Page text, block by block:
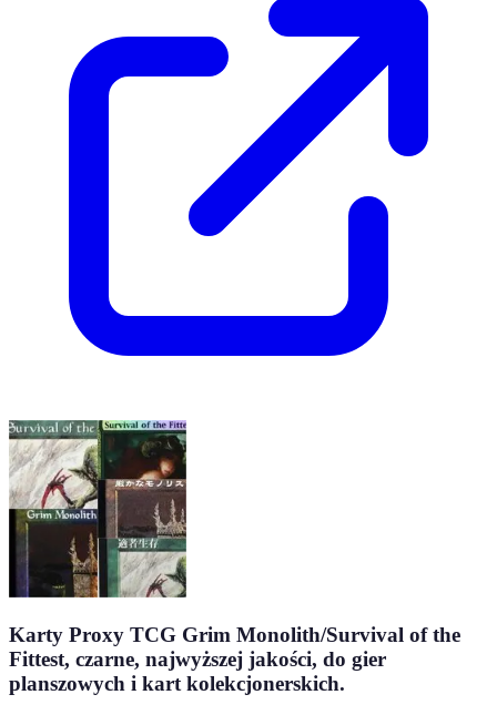
Karty Proxy TCG Grim Monolith/Survival of the
Fittest, czarne, najwyższej jakości, do gier
planszowych i kart kolekcjonerskich.